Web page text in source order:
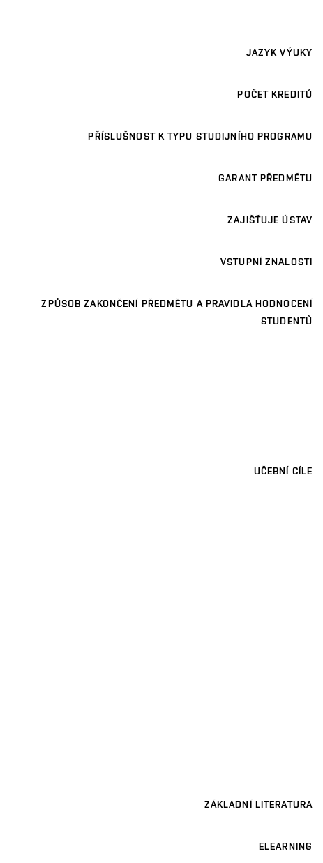
JAZYK VÝUKY
POČET KREDITŮ
PŘÍSLUŠNOST K TYPU STUDIJNÍHO PROGRAMU
GARANT PŘEDMĚTU
ZAJIŠŤUJE ÚSTAV
VSTUPNÍ ZNALOSTI
ZPŮSOB ZAKONČENÍ PŘEDMĚTU A PRAVIDLA HODNOCENÍ
STUDENTŮ
UČEBNÍ CÍLE
ZÁKLADNÍ LITERATURA
ELEARNING